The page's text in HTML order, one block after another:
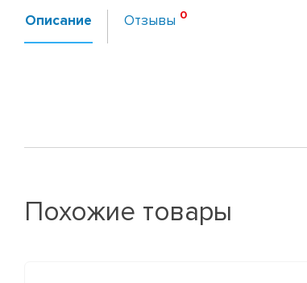
Описание Отзывы
Похожие товары